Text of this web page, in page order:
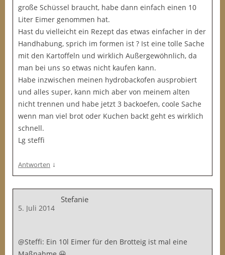
große Schüssel braucht, habe dann einfach einen 10
Liter Eimer genommen hat.
Hast du vielleicht ein Rezept das etwas einfacher in der
Handhabung, sprich im formen ist ? Ist eine tolle Sache
mit den Kartoffeln und wirklich Außergewöhnlich, da
man bei uns so etwas nicht kaufen kann.
Habe inzwischen meinen hydrobackofen ausprobiert
und alles super, kann mich aber von meinem alten
nicht trennen und habe jetzt 3 backoefen, coole Sache
wenn man viel brot oder Kuchen backt geht es wirklich
schnell.
Lg steffi
Antworten ↓
Stefanie
5. Juli 2014
@Steffi: Ein 10l Eimer für den Brotteig ist mal eine